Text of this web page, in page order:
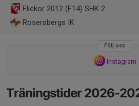
Flickor 2012 (F14) SHK 2
Rosersbergs IK
Följ oss
Instagram
Träningstider 2026-